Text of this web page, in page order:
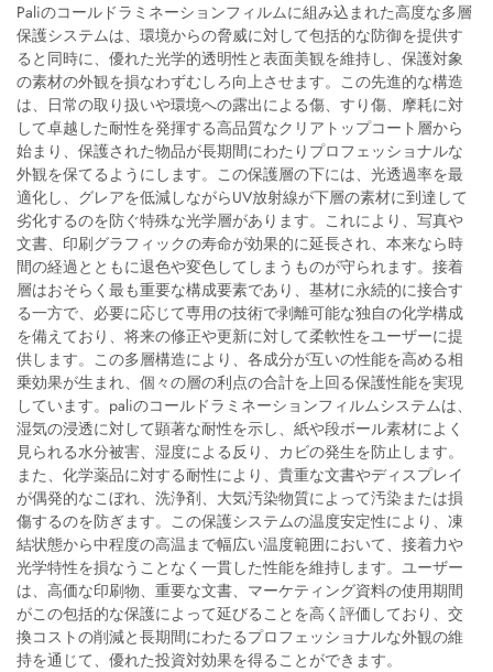
Paliのコールドラミネーションフィルムに組み込まれた高度な多層
保護システムは、環境からの脅威に対して包括的な防御を提供す
ると同時に、優れた光学的透明性と表面美観を維持し、保護対象
の素材の外観を損なわずむしろ向上させます。この先進的な構造
は、日常の取り扱いや環境への露出による傷、すり傷、摩耗に対
して卓越した耐性を発揮する高品質なクリアトップコート層から
始まり、保護された物品が長期間にわたりプロフェッショナルな
外観を保てるようにします。この保護層の下には、光透過率を最
適化し、グレアを低減しながらUV放射線が下層の素材に到達して
劣化するのを防ぐ特殊な光学層があります。これにより、写真や
文書、印刷グラフィックの寿命が効果的に延長され、本来なら時
間の経過とともに退色や変色してしまうものが守られます。接着
層はおそらく最も重要な構成要素であり、基材に永続的に接合す
る一方で、必要に応じて専用の技術で剥離可能な独自の化学構成
を備えており、将来の修正や更新に対して柔軟性をユーザーに提
供します。この多層構造により、各成分が互いの性能を高める相
乗効果が生まれ、個々の層の利点の合計を上回る保護性能を実現
しています。paliのコールドラミネーションフィルムシステムは、
湿気の浸透に対して顕著な耐性を示し、紙や段ボール素材によく
見られる水分被害、湿度による反り、カビの発生を防止します。
また、化学薬品に対する耐性により、貴重な文書やディスプレイ
が偶発的なこぼれ、洗浄剤、大気汚染物質によって汚染または損
傷するのを防ぎます。この保護システムの温度安定性により、凍
結状態から中程度の高温まで幅広い温度範囲において、接着力や
光学特性を損なうことなく一貫した性能を維持します。ユーザー
は、高価な印刷物、重要な文書、マーケティング資料の使用期間
がこの包括的な保護によって延びることを高く評価しており、交
換コストの削減と長期間にわたるプロフェッショナルな外観の維
持を通じて、優れた投資対効果を得ることができます。